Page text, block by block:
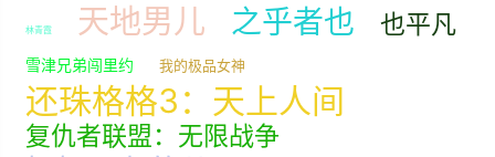
林青霞 天地男儿 之乎者也 也平凡
雪津兄弟闯里约 我的极品女神
还珠格格3：天上人间
复仇者联盟：无限战争